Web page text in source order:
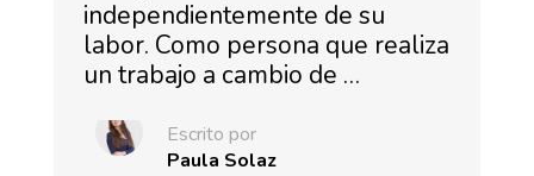
independientemente de su
labor. Como persona que realiza
un trabajo a cambio de …
Escrito por
Paula Solaz